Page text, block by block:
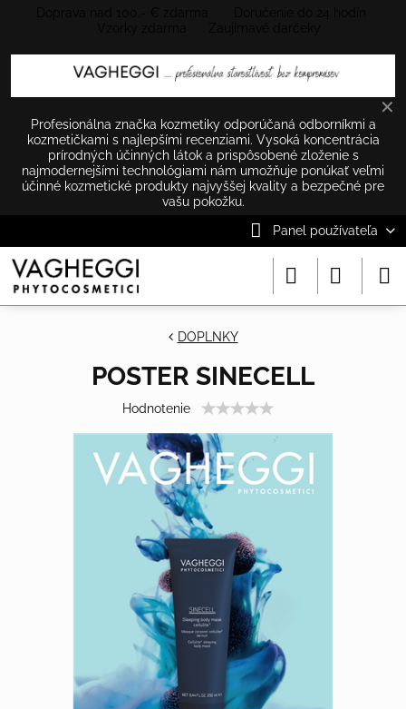
✕
Profesionálna značka kozmetiky odporúčaná odborníkmi a
kozmetičkami s najlepšími recenziami. Vysoká koncentrácia
prírodných účinných látok a prispôsobené zloženie s
najmodernejšími technológiami nám umožňuje ponúkať veľmi
účinné kozmetické produkty najvyššej kvality a bezpečné pre
vašu pokožku.
Panel používateľa
DOPLNKY
POSTER SINECELL
Hodnotenie